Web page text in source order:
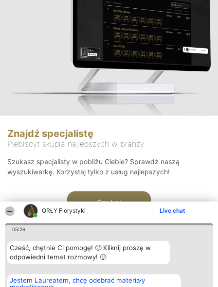
ORŁY Florystyki Live chat
05:26
Cześć, chętnie Ci pomogę! 🙂 Kliknij proszę w
odpowiedni temat rozmowy! 🙂
Jestem Laureatem, chcę odebrać materiały
Znajdź specjalistę
Plebiscyt skupia najlepszych w branży
Szukasz specjalisty w pobliżu Ciebie? Sprawdź naszą
wyszukiwarkę. Korzystaj tylko z usług najlepszych!
Szukaj
Organizator plebiscytu
Bright Side Solutions sp. z o.
Plebiscyt
Laureaci
Kontakt
Kontakt